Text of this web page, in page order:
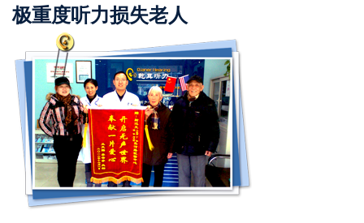
极重度听力损失老人